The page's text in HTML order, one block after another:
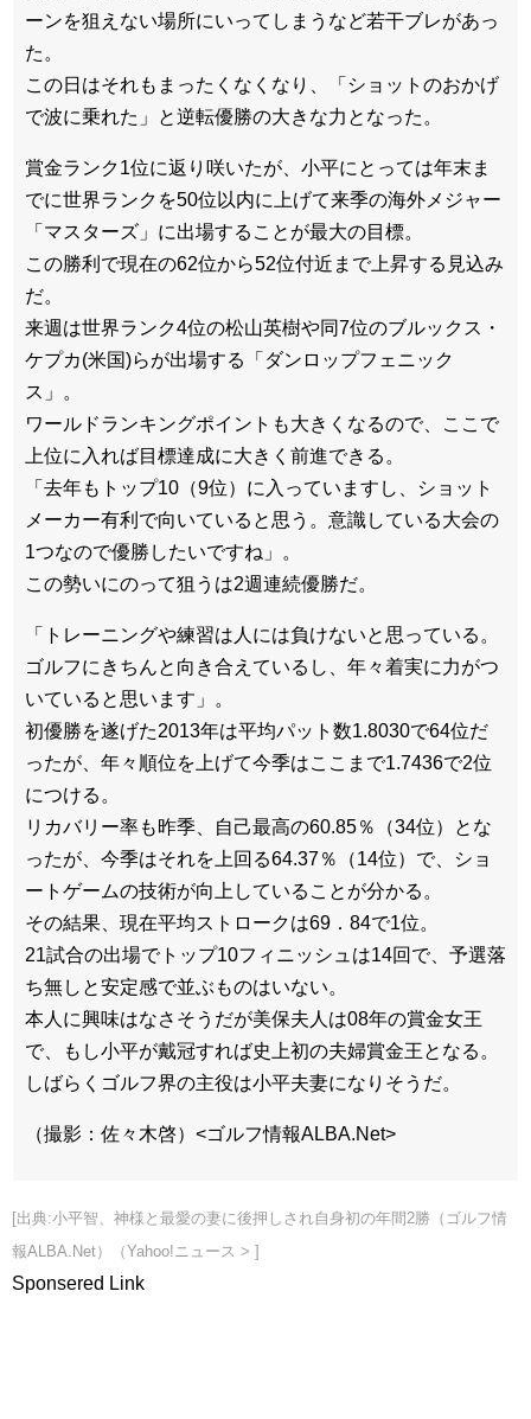
ーンを狙えない場所にいってしまうなど若干ブレがあっ
た。
この日はそれもまったくなくなり、「ショットのおかげ
で波に乗れた」と逆転優勝の大きな力となった。
賞金ランク1位に返り咲いたが、小平にとっては年末ま
でに世界ランクを50位以内に上げて来季の海外メジャー
「マスターズ」に出場することが最大の目標。
この勝利で現在の62位から52位付近まで上昇する見込み
だ。
来週は世界ランク4位の松山英樹や同7位のブルックス・
ケプカ(米国)らが出場する「ダンロップフェニック
ス」。
ワールドランキングポイントも大きくなるので、ここで
上位に入れば目標達成に大きく前進できる。
「去年もトップ10（9位）に入っていますし、ショット
メーカー有利で向いていると思う。意識している大会の
1つなので優勝したいですね」。
この勢いにのって狙うは2週連続優勝だ。
「トレーニングや練習は人には負けないと思っている。
ゴルフにきちんと向き合えているし、年々着実に力がつ
いていると思います」。
初優勝を遂げた2013年は平均パット数1.8030で64位だ
ったが、年々順位を上げて今季はここまで1.7436で2位
につける。
リカバリー率も昨季、自己最高の60.85％（34位）とな
ったが、今季はそれを上回る64.37％（14位）で、ショ
ートゲームの技術が向上していることが分かる。
その結果、現在平均ストロークは69．84で1位。
21試合の出場でトップ10フィニッシュは14回で、予選落
ち無しと安定感で並ぶものはいない。
本人に興味はなさそうだが美保夫人は08年の賞金女王
で、もし小平が戴冠すれば史上初の夫婦賞金王となる。
しばらくゴルフ界の主役は小平夫妻になりそうだ。
（撮影：佐々木啓）<ゴルフ情報ALBA.Net>
[出典:小平智、神様と最愛の妻に後押しされ自身初の年間2勝（ゴルフ情
報ALBA.Net）（Yahoo!ニュース > ]
Sponsered Link